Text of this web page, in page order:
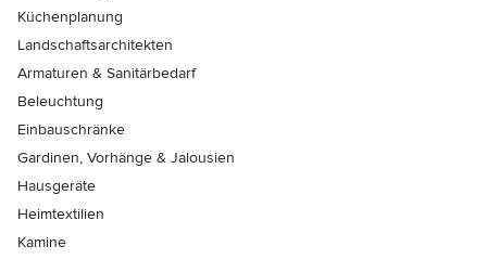
Küchenplanung
Landschaftsarchitekten
Armaturen & Sanitärbedarf
Beleuchtung
Einbauschränke
Gardinen, Vorhänge & Jalousien
Hausgeräte
Heimtextilien
Kamine